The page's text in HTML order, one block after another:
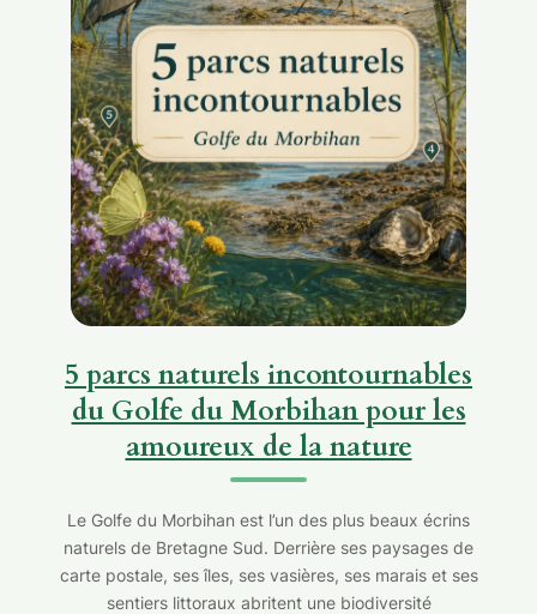
5 parcs naturels incontournables
du Golfe du Morbihan pour les
amoureux de la nature
Le Golfe du Morbihan est l’un des plus beaux écrins
naturels de Bretagne Sud. Derrière ses paysages de
carte postale, ses îles, ses vasières, ses marais et ses
sentiers littoraux abritent une biodiversité